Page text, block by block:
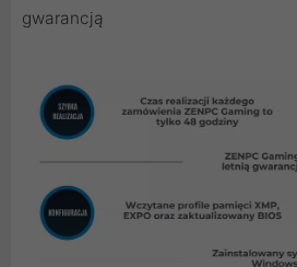
gwarancją